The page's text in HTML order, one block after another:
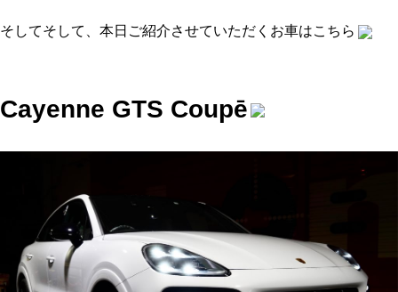
そしてそして、本日ご紹介させていただくお車はこちら
Cayenne GTS Coupē